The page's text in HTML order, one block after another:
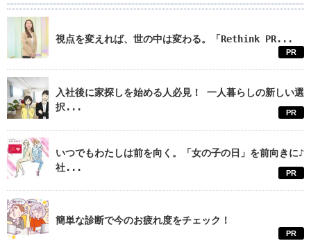
視点を変えれば、世の中は変わる。「Rethink PR...
PR
入社後に家探しを始める人必見！ 一人暮らしの新しい選
択...
PR
いつでもわたしは前を向く。「女の子の日」を前向きに♪
社...
PR
簡単な診断で今のお疲れ度をチェック！
PR